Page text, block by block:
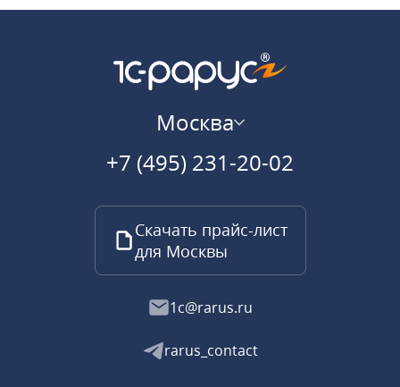
Москва
+7 (495) 231-20-02
Скачать прайс-лист
для Москвы
1c@rarus.ru
rarus_contact